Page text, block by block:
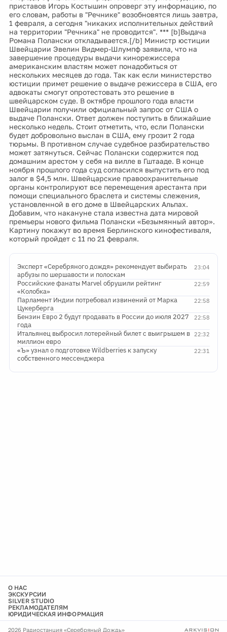
приставов Игорь Костышин опроверг эту информацию, по
его словам, работы в "Речнике" возобновятся лишь завтра,
1 февраля, а сегодня "никаких исполнительных действий
на территории "Речника" не проводится". *** [b]Выдача
Романа Полански откладывается.[/b] Министр юстиции
Швейцарии Эвелин Видмер-Шлумпф заявила, что на
завершение процедуры выдачи кинорежиссера
американским властям может понадобиться от
нескольких месяцев до года. Так как если министерство
юстиции примет решение о выдаче режиссера в США, его
адвокаты смогут опротестовать это решение в
швейцарском суде. В октябре прошлого года власти
Швейцарии получили официальный запрос от США о
выдаче Полански. Ответ должен поступить в ближайшие
несколько недель. Стоит отметить, что, если Полански
будет добровольно выслан в США, ему грозит 2 года
тюрьмы. В противном случае судебное разбирательство
может затянуться. Сейчас Полански содержится под
домашним арестом у себя на вилле в Гштааде. В конце
ноября прошлого года суд согласился выпустить его под
залог в $4,5 млн. Швейцарские правоохранительные
органы контролируют все перемещения арестанта при
помощи специального браслета и системы слежения,
установленной в его доме в Швейцарских Альпах.
Добавим, что накануне стала известна дата мировой
премьеры нового фильма Полански «Безымянный автор».
Картину покажут во время Берлинского кинофестиваля,
который пройдет с 11 по 21 февраля.
23:04
Эксперт «Серебряного дождя» рекомендует выбирать
арбузы по шершавости и полоскам
22:59
Российские фанаты Marvel обрушили рейтинг
«Колобка»
22:58
Парламент Индии потребовал извинений от Марка
Цукерберга
22:58
Бензин Евро 2 будут продавать в России до июля 2027
года
22:32
Итальянец выбросил лотерейный билет с выигрышем в
миллион евро
22:31
«Ъ» узнал о подготовке Wildberries к запуску
собственного мессенджера
О НАС
ЭКСКУРСИИ
SILVER STUDIO
РЕКЛАМОДАТЕЛЯМ
ЮРИДИЧЕСКАЯ ИНФОРМАЦИЯ
2026 Радиостанция «Серебряный Дождь»